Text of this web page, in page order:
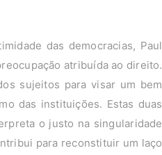
das democracias, Paul
atribuída ao direito.
sujeitos para visar um bem
das instituições. Estas duas
o justo na singularidade
para reconstituir um laço